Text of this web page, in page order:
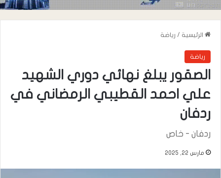
الرئيسية / رياضة
رياضة
الصقور يبلغ نهائي دوري الشهيد
علي احمد القطيبي الرمضاني في
ردفان
ردفان - خاص
مارس 22, 2025